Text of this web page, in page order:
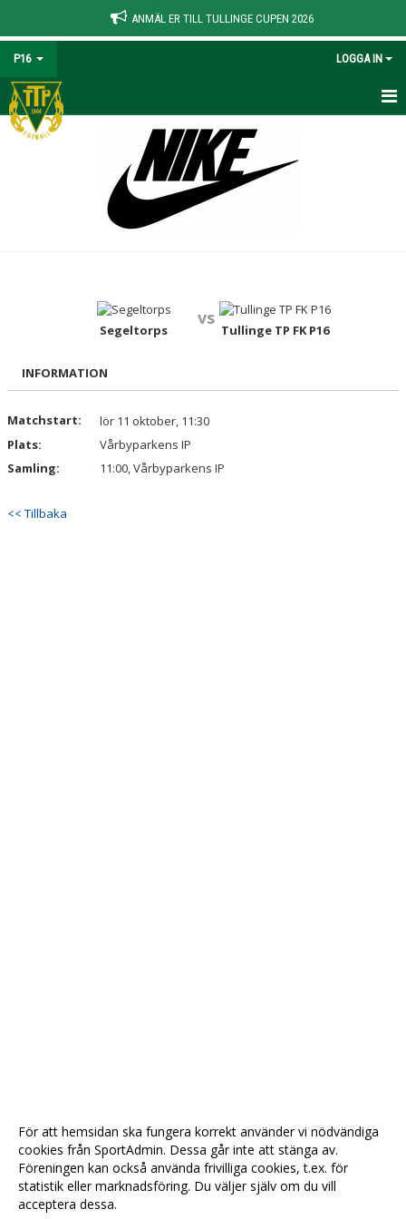
ANMÄL ER TILL TULLINGE CUPEN 2026
P16 LOGGA IN
HEM
DOKUMENT
Segeltorps
vs
Tullinge TP FK P16
INFORMATION
Matchstart:
lör 11 oktober, 11:30
Plats:
Vårbyparkens IP
Samling:
11:00, Vårbyparkens IP
<< Tillbaka
För att hemsidan ska fungera korrekt använder vi nödvändiga
cookies från SportAdmin. Dessa går inte att stänga av.
Föreningen kan också använda frivilliga cookies, t.ex. för
statistik eller marknadsföring. Du väljer själv om du vill
acceptera dessa.